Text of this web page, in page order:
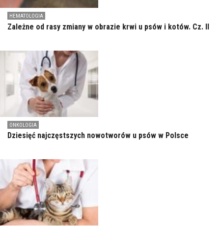
HEMATOLOGIA
Zależne od rasy zmiany w obrazie krwi u psów i kotów. Cz. II
ONKOLOGIA
Dziesięć najczęstszych nowotworów u psów w Polsce